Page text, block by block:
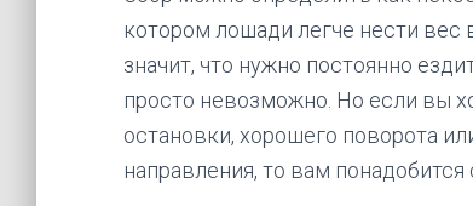
котором лошади легче нести вес
значит, что нужно постоянно
просто невозможно. Но если вы
остановки, хорошего поворота
направления, то вам понадобится